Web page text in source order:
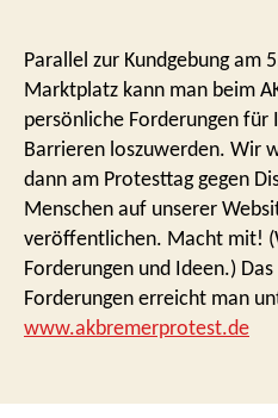
Parallel zur Kundgebung am
Marktplatz kann man beim
persönliche Forderungen für
Barrieren loszuwerden. Wir
dann am Protesttag gegen
Menschen auf unserer
veröffentlichen. Macht mit!
Forderungen und Ideen.)
Forderungen erreicht man
www.akbremerprotest.de